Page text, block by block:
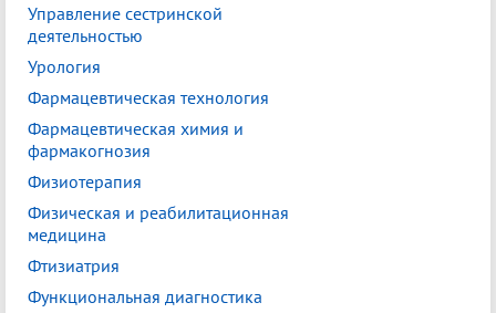
Управление сестринской
деятельностью
Урология
Фармацевтическая технология
Фармацевтическая химия и
фармакогнозия
Физиотерапия
Физическая и реабилитационная
медицина
Фтизиатрия
Функциональная диагностика